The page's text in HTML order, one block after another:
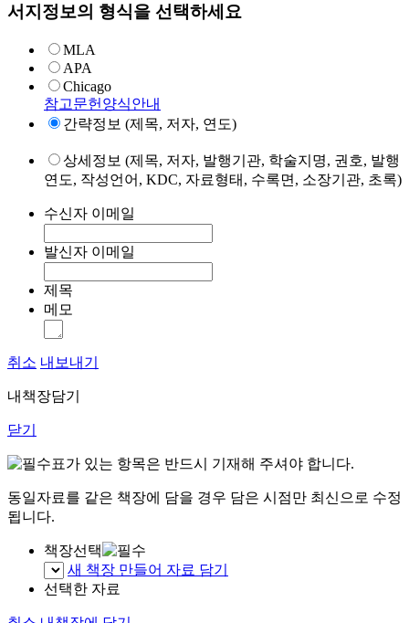
서지정보의 형식을 선택하세요
MLA
APA
Chicago
참고문헌양식안내
간략정보 (제목, 저자, 연도)
상세정보 (제목, 저자, 발행기관, 학술지명, 권호, 발행
연도, 작성언어, KDC, 자료형태, 수록면, 소장기관, 초록)
수신자 이메일
발신자 이메일
제목
메모
취소 내보내기
내책장담기
닫기
표가 있는 항목은 반드시 기재해 주셔야 합니다.
동일자료를 같은 책장에 담을 경우 담은 시점만 최신으로 수정
됩니다.
책장선택
새 책장 만들어 자료 담기
선택한 자료